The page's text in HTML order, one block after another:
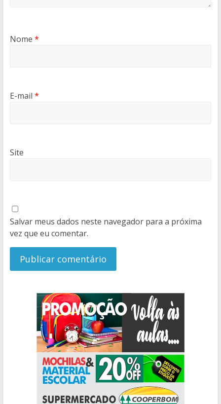
Nome *
E-mail *
Site
Salvar meus dados neste navegador para a próxima
vez que eu comentar.